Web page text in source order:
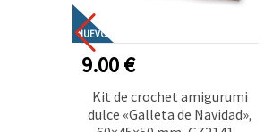
NUEVO
9.00 €
Kit de crochet amigurumi
dulce «Galleta de Navidad»,